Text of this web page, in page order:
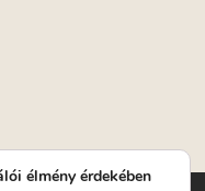
élmény érdekében